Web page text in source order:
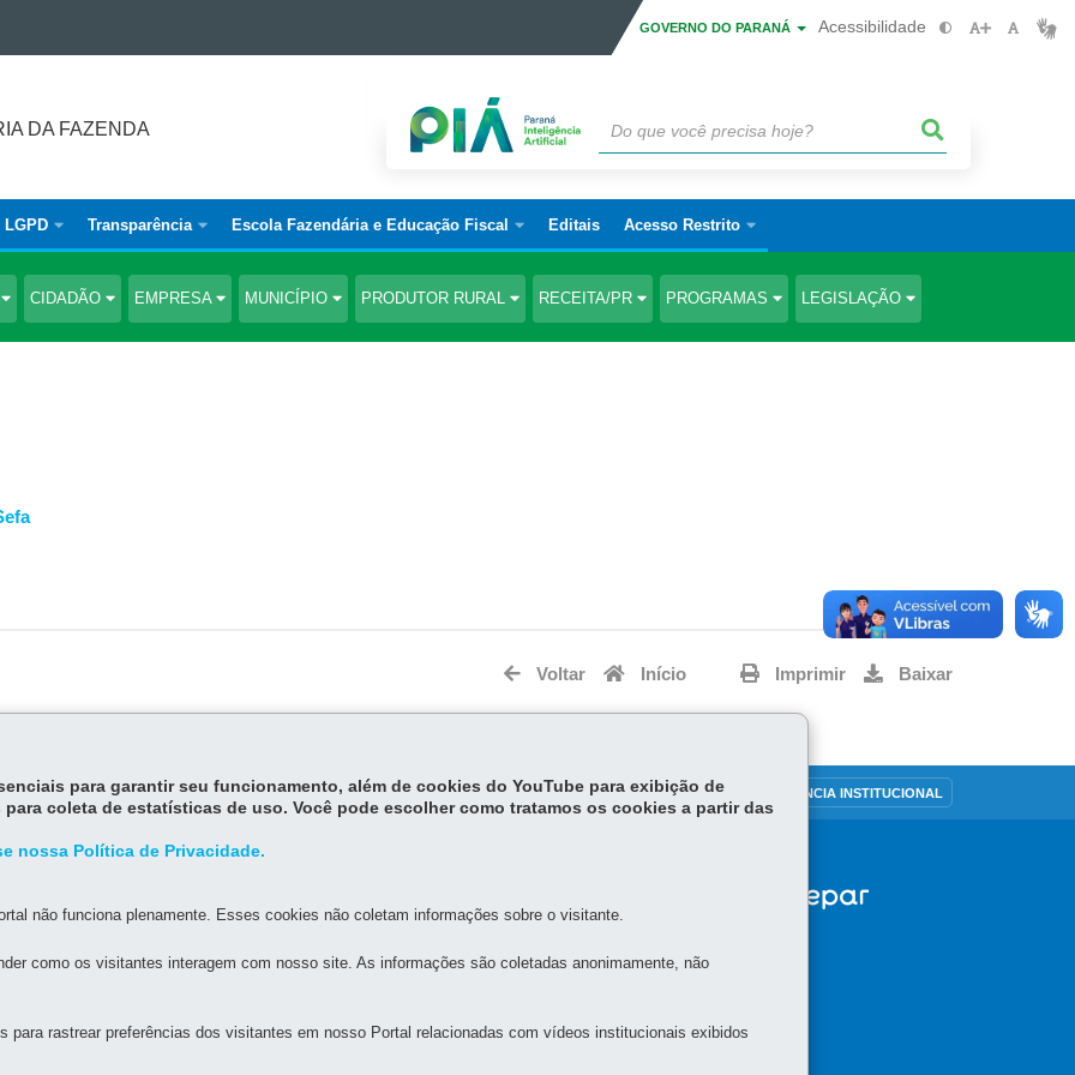
GOVERNO DO PARANÁ Acessibilidade
DA FAZENDA
LGPD Transparência Escola Fazendária e Educação Fiscal Editais Acesso Restrito
CIDADÃO EMPRESA MUNICÍPIO PRODUTOR RURAL RECEITA/PR PROGRAMAS LEGISLAÇÃO
Voltar Início Imprimir Baixar
MAPA DO SITE DENUNCIE CORRUPÇÃO OUVIDORIA TRANSPARÊNCIA INSTITUCIONAL
atendimento ao público)
Centro
7h às 19h
para garantir seu funcionamento, além de cookies do YouTube para exibição de
coleta de estatísticas de uso. Você pode escolher como tratamos os cookies a partir das
nossa Política de Privacidade.
não funciona plenamente. Esses cookies não coletam informações sobre o visitante.
como os visitantes interagem com nosso site. As informações são coletadas anonimamente, não
para rastrear preferências dos visitantes em nosso Portal relacionadas com vídeos institucionais exibidos